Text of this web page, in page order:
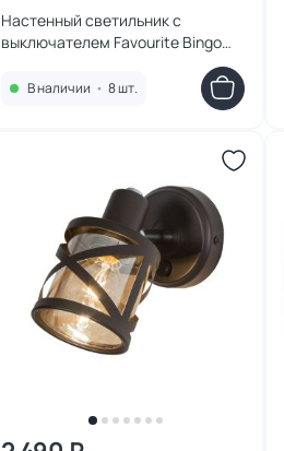
Настенный светильник с
выключателем Favourite Bingo
В наличии • 8 шт.